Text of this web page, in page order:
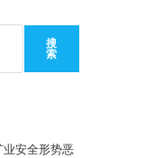
搜
索
安全形势恶